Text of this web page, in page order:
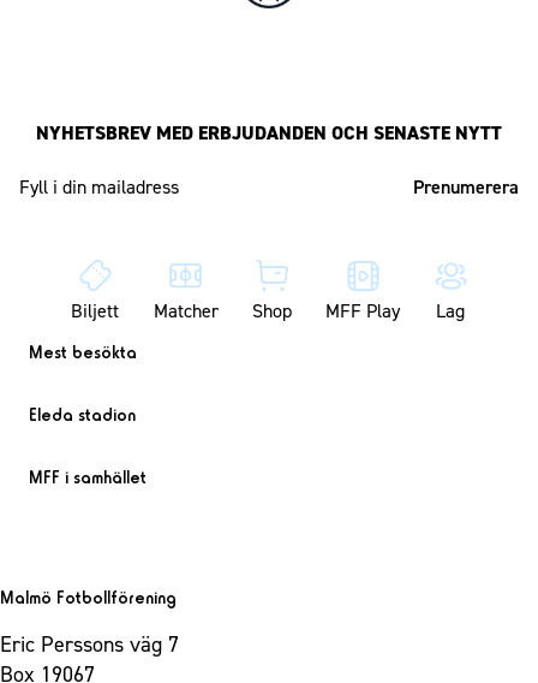
NYHETSBREV MED ERBJUDANDEN OCH SENASTE NYTT
Biljett Matcher Shop MFF Play Lag
Mest besökta
Eleda stadion
MFF i samhället
Malmö Fotbollförening
Eric Perssons väg 7
Box 19067